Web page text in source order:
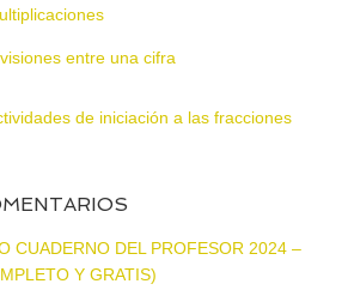
entre una cifra
de iniciación a las fracciones
CUADERNO DEL PROFESOR 2024 –
Y GRATIS)